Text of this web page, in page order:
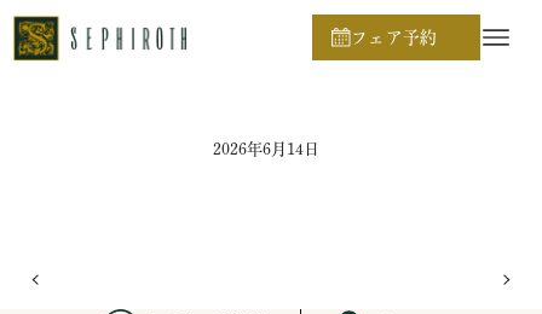
フェア予約
ホーム
2026年6月14日